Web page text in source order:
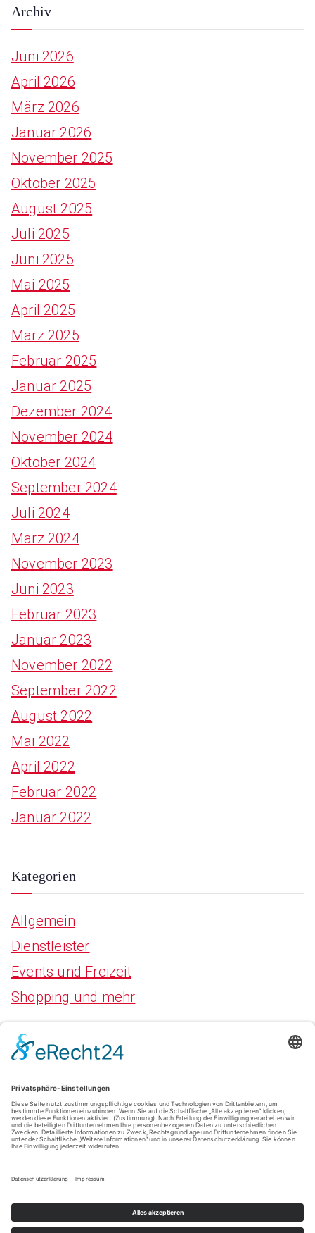
Archiv
Juni 2026
April 2026
März 2026
Januar 2026
November 2025
Oktober 2025
August 2025
Juli 2025
Juni 2025
Mai 2025
April 2025
März 2025
Februar 2025
Januar 2025
Dezember 2024
November 2024
Oktober 2024
September 2024
Juli 2024
März 2024
November 2023
Juni 2023
Februar 2023
Januar 2023
November 2022
September 2022
August 2022
Mai 2022
April 2022
Februar 2022
Januar 2022
Kategorien
Allgemein
Dienstleister
Events und Freizeit
Shopping und mehr
Meta
Anmelden
Eintrags-Feed
Kommentar-Feed
WordPress.org